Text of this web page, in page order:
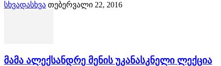
სხვადასხვა თებერვალი 22, 2016
მამა ალექსანდრე მენის უკანასკნელი ლექცია